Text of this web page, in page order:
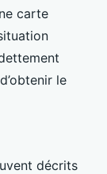
carte
le
décrits